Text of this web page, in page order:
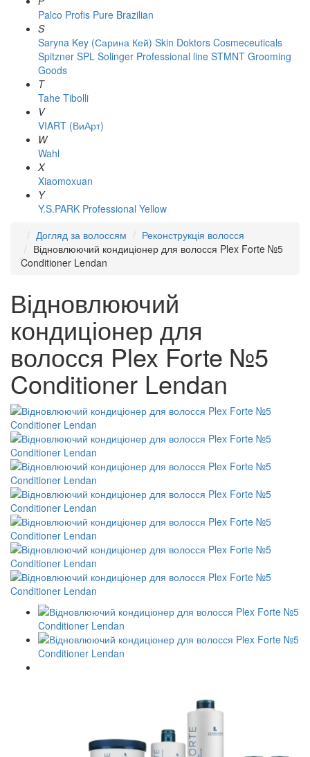
Palco Profis Pure Brazilian
S
Saryna Key (Сарина Кей) Skin Doktors Cosmeceuticals
Spitzner SPL Solinger Professional line STMNT Grooming
Goods
T
Tahe Tibolli
V
VIART (ВиАрт)
W
Wahl
X
Xiaomoxuan
Y
Y.S.PARK Professional Yellow
Догляд за волоссям
Реконструкція волосся
Відновлюючий кондиціонер для волосся Plex Forte №5
Conditioner Lendan
Відновлюючий
кондиціонер для
волосся Plex Forte №5
Conditioner Lendan